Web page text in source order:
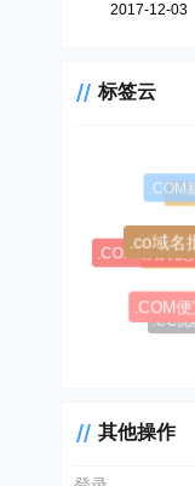
2017-12-03
标签云
.CC优
.CC域名
.CC
.COM
.COM域名优
.COM
.co域名
其他操作